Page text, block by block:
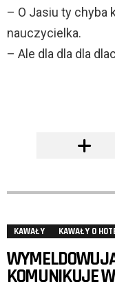
– O Jasiu ty chyba
nauczycielka.
– Ale dla dla dla
KAWAŁY KAWAŁY O
KOMUNIKUJE